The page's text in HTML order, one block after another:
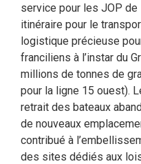
service pour les JOP
itinéraire pour le
logistique précieuse
franciliens à l’instar du
millions de tonnes de
pour la ligne 15 ouest).
retrait des bateaux
de nouveaux
contribué à
des sites dédiés aux